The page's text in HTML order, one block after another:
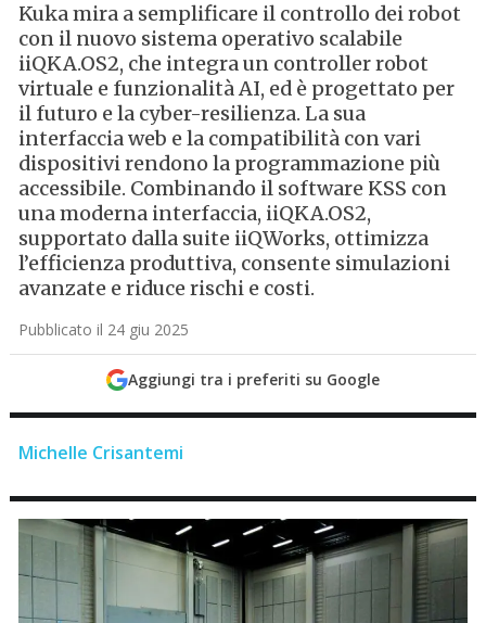
Kuka mira a semplificare il controllo dei robot
con il nuovo sistema operativo scalabile
iiQKA.OS2, che integra un controller robot
virtuale e funzionalità AI, ed è progettato per
il futuro e la cyber-resilienza. La sua
interfaccia web e la compatibilità con vari
dispositivi rendono la programmazione più
accessibile. Combinando il software KSS con
una moderna interfaccia, iiQKA.OS2,
supportato dalla suite iiQWorks, ottimizza
l’efficienza produttiva, consente simulazioni
avanzate e riduce rischi e costi.
Pubblicato il 24 giu 2025
Aggiungi tra i preferiti su Google
Michelle Crisantemi